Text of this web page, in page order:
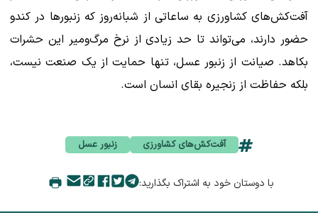
آفت‌کش‌های کشاورزی به ساعاتی از شبانه‌روز که زنبورها در کندو
حضور دارند، می‌تواند تا حد زیادی از نرخ مرگ‌ومیر این حشرات
بکاهد. صیانت از زنبور عسل، تنها حمایت از یک صنعت نیست،
بلکه حفاظت از زنجیره بقای انسان است.
آفت‌‌کش‌های کشاورزی زنبور عسل
با دوستان خود به اشتراک بگذارید: